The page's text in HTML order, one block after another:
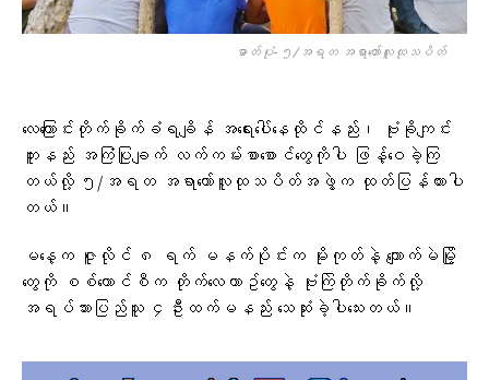
ဓာတ်ပုံ- ၅/အရတ အရာတော်လူထုသပိတ်
လေကြောင်းတိုက်ခိုက်ခံရချိန် အရေးပေါ်နေထိုင်နည်း၊ ဗုံးခိုကျင်း
တူးနည်း အကြံပြုချက် လက်ကမ်းစာစောင်တွေကိုပါ ဖြန့်ဝေခဲ့ကြ
တယ်လို့ ၅/အရတ အရာတော်လူထုသပိတ်အဖွဲ့က ထုတ်ပြန်ထားပါ
တယ်။
မနေ့က ဇူလိုင် ၈ ရက် မနက်ပိုင်းက မိုးကုတ်နဲ့ ကျောက်မဲမြို့
တွေကို စစ်ကောင်စီက တိုက်လေယာဥ်တွေနဲ့ ဗုံးကြဲတိုက်ခိုက်လို့
အရပ်သားပြည်သူ ၄ဦးထက်မနည်း သေဆုံးခဲ့ပါသေးတယ်။